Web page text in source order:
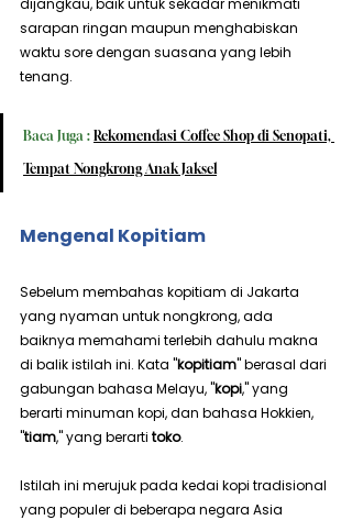
dijangkau, baik untuk sekadar menikmati
sarapan ringan maupun menghabiskan
waktu sore dengan suasana yang lebih
tenang.
Baca Juga : Rekomendasi Coffee Shop di Senopati,
Tempat Nongkrong Anak Jaksel
Mengenal Kopitiam
Sebelum membahas kopitiam di Jakarta
yang nyaman untuk nongkrong, ada
baiknya memahami terlebih dahulu makna
di balik istilah ini. Kata "kopitiam" berasal dari
gabungan bahasa Melayu, "kopi," yang
berarti minuman kopi, dan bahasa Hokkien,
"tiam," yang berarti toko.
Istilah ini merujuk pada kedai kopi tradisional
yang populer di beberapa negara Asia